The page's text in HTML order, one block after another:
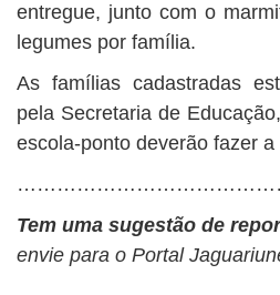
entregue, junto com o
legumes por família.
As famílias cadastradas
pela Secretaria de
escola-ponto deverão fazer
Tem uma sugestão de
envie para o Portal